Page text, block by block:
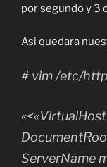
por segundo y 3
Asi quedara
# vim /etc/
ServerName